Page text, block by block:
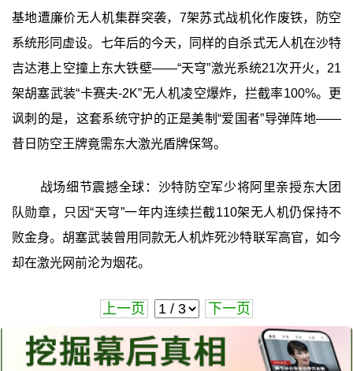
基地遭廉价无人机集群突袭，7架苏式战机化作废铁，防空
系统形同虚设。七年后的今天，同样的自杀式无人机在沙特
吉达港上空撞上东大铁壁——“天穹”激光系统21次开火，21
架胡塞武装“卡赛夫-2K”无人机凌空爆炸，拦截率100%。更
讽刺的是，这套系统守护的正是美制“爱国者”导弹阵地——
昔日防空王牌竟需东大激光盾牌保驾。
战场细节震撼全球：沙特防空军少将阿里亲授东大团
队勋章，只因“天穹”一年内连续拦截110架无人机仍保持不
败金身。胡塞武装曾用同款无人机炸死沙特联军高官，如今
却在激光网前沦为烟花。
上一页 下一页